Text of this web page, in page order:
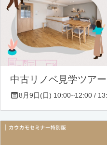
中古リノベ見学ツアー
8月9日(日) 10:00~12:00 /